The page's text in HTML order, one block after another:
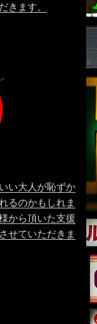
きます。
い大人が恥ずか
るのかもしれま
から頂いた支援
せていただきま